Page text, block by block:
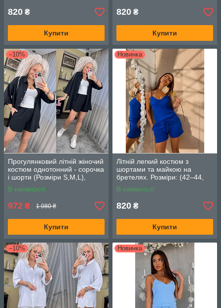
820 ₴
Купити
820 ₴
Купити
–10%
Прогулянковий літній жіночий
костюм однотонний - сорочка
і шорти (Розміри S,M,L),
Чорний
В наявності
972 ₴ 1 080 ₴
Купити
Новинка
Літній легкий костюм з
шортами та майкою на
бретелях. Розміри: (42–44,
46–48) Колір: синій
В наявності
820 ₴
Купити
–10% Новинка